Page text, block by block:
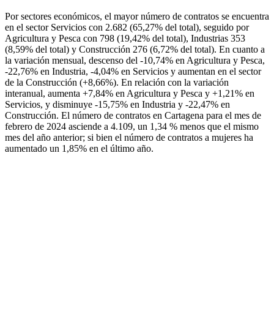
Por sectores económicos, el mayor número de contratos se encuentra
en el sector Servicios con 2.682 (65,27% del total), seguido por
Agricultura y Pesca con 798 (19,42% del total), Industrias 353
(8,59% del total) y Construcción 276 (6,72% del total). En cuanto a
la variación mensual, descenso del -10,74% en Agricultura y Pesca,
-22,76% en Industria, -4,04% en Servicios y aumentan en el sector
de la Construcción (+8,66%). En relación con la variación
interanual, aumenta +7,84% en Agricultura y Pesca y +1,21% en
Servicios, y disminuye -15,75% en Industria y -22,47% en
Construcción. El número de contratos en Cartagena para el mes de
febrero de 2024 asciende a 4.109, un 1,34 % menos que el mismo
mes del año anterior; si bien el número de contratos a mujeres ha
aumentado un 1,85% en el último año.